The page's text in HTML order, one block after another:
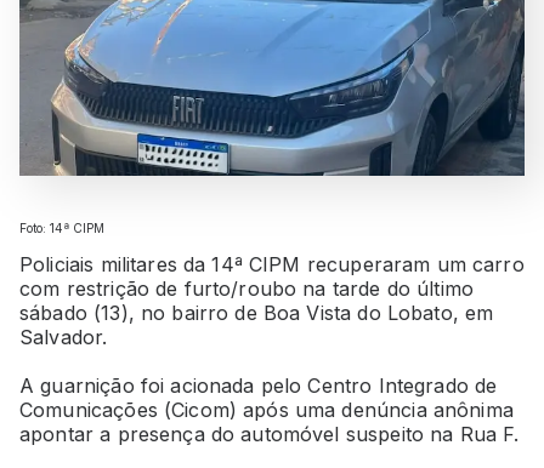
Foto: 14ª CIPM
Policiais militares da 14ª CIPM recuperaram um carro
com restrição de furto/roubo na tarde do último
sábado (13), no bairro de Boa Vista do Lobato, em
Salvador.
A guarnição foi acionada pelo Centro Integrado de
Comunicações (Cicom) após uma denúncia anônima
apontar a presença do automóvel suspeito na Rua F.